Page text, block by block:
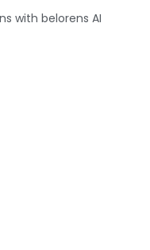
with belorens AI